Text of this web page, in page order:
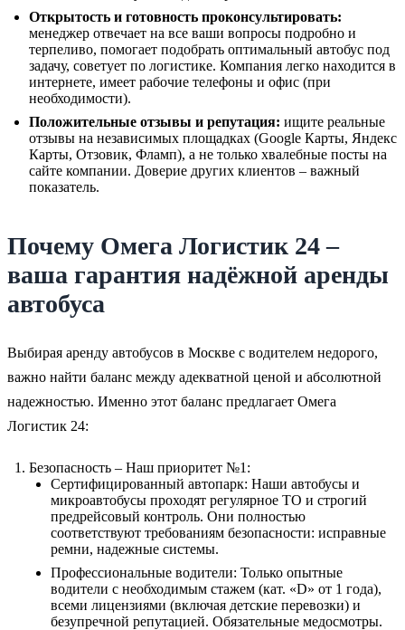
Открытость и готовность проконсультировать:
менеджер отвечает на все ваши вопросы подробно и
терпеливо, помогает подобрать оптимальный автобус под
задачу, советует по логистике. Компания легко находится в
интернете, имеет рабочие телефоны и офис (при
необходимости).
Положительные отзывы и репутация: ищите реальные
отзывы на независимых площадках (Google Карты, Яндекс
Карты, Отзовик, Фламп), а не только хвалебные посты на
сайте компании. Доверие других клиентов – важный
показатель.
Почему Омега Логистик 24 –
ваша гарантия надёжной аренды
автобуса
Выбирая аренду автобусов в Москве с водителем недорого,
важно найти баланс между адекватной ценой и абсолютной
надежностью. Именно этот баланс предлагает Омега
Логистик 24:
Безопасность – Наш приоритет №1:
Сертифицированный автопарк: Наши автобусы и
микроавтобусы проходят регулярное ТО и строгий
предрейсовый контроль. Они полностью
соответствуют требованиям безопасности: исправные
ремни, надежные системы.
Профессиональные водители: Только опытные
водители с необходимым стажем (кат. «D» от 1 года),
всеми лицензиями (включая детские перевозки) и
безупречной репутацией. Обязательные медосмотры.